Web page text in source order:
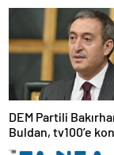
DEM Partili
Buldan, tv100’e
ne zaman kendini